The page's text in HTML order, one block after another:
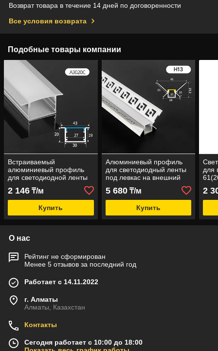
Возврат товара в течение 14 дней по договоренности
Все условия возврата
Подобные товары компании
Встраиваемый
алюминиевый профиль
для светодиодной ленты
30X20 мм
2 146 ₸/м
Купить
Алюминиевый профиль
для светодиодный ленты
под левкас на внешний
угол 12 мм
5 680₸/м
Купить
для
2
О нас
Рейтинг не сформирован
Менее 5 отзывов за последний год
Работает с 14.11.2022
г. Алматы
Алматы, Казахстан
Контакты
Сегодня работает с 10:00 до 18:00